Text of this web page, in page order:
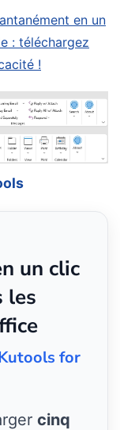
en un
: téléchargez
!
un clic
les
for
cinq